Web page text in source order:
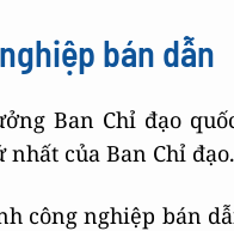
bán dẫn
Ban Chỉ đạo
của Ban Chỉ đạo.
công nghiệp bán